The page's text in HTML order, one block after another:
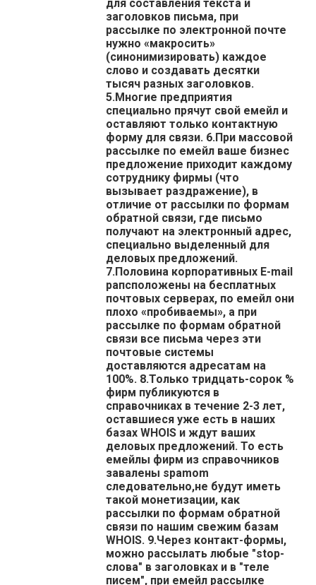
для составления текста и
заголовков письма, при
рассылке по электронной почте
нужно «макросить»
(синонимизировать) каждое
слово и создавать десятки
тысяч разных заголовков.
5.Многие предприятия
специально прячут свой емейл и
оставляют только контактную
форму для связи. 6.При массовой
рассылке по емейл ваше бизнес
предложение приходит каждому
сотруднику фирмы (что
вызывает раздражение), в
отличие от рассылки по формам
обратной связи, где письмо
получают на электронный адрес,
специально выделенный для
деловых предложений.
7.Половина корпоративных E-mail
рапсположены на бесплатных
почтовых серверах, по емейл они
плохо «пробиваемы», а при
рассылке по формам обратной
связи все письма через эти
почтовые системы
доставляются адресатам на
100%. 8.Только тридцать-сорок %
фирм публикуются в
справочниках в течение 2-3 лет,
оставшиеся уже есть в наших
базах WHOIS и ждут ваших
деловых предложений. То есть
емейлы фирм из справочников
завалены spamom
следовательно,не будут иметь
такой монетизации, как
рассылки по формам обратной
связи по нашим свежим базам
WHOIS. 9.Через контакт-формы,
можно рассылать любые "stop-
слова" в заголовках и в "теле
писем", при емейл рассылке